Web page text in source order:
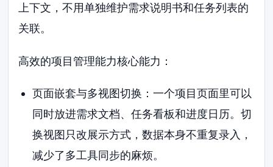
上下文，不用单独维护需求说明书和任务列表的
关联。
高效的项目管理能力核心能力：
页面嵌套与多视图切换：一个项目页面里可以
同时放进需求文档、任务看板和进度日历。切
换视图只改展示方式，数据本身不重复录入，
减少了多工具同步的麻烦。